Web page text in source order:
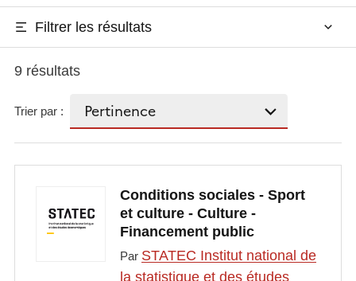
Filtrer les résultats
9 résultats
Trier par :
Conditions sociales - Sport
et culture - Culture -
Financement public
Par STATEC Institut national de
la statistique et des études